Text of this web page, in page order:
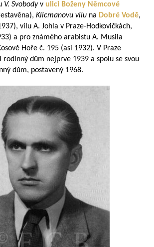
V. Svobodyv ulici Boženy Němcové
Klicmanovu vilu na Dobré Vodě,
vilu A. Johla v Praze-Hodkovičkách,
a pro známého arabistu A. Musila
Hoře č. 195 (asi 1932). V Praze
rodinný dům nejprve 1939 a spolu se svou
dům, postavený 1968.